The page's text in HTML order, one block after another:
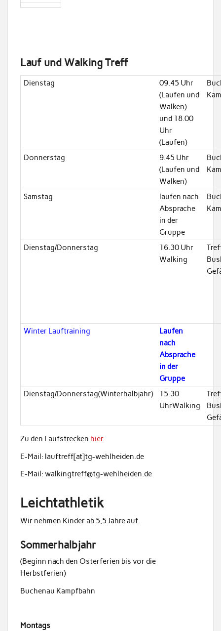
Lauf und Walking Treff
Dienstag
09.45 Uhr
(Laufen und
Walken)
und 18.00
Uhr
(Laufen)
Donnerstag
9.45 Uhr
(Laufen und
Walken)
Samstag
laufen nach
Absprache
in der
Gruppe
Dienstag/Donnerstag
16.30 Uhr
Walking
Winter Lauftraining
Laufen
nach
Absprache
in der
Gruppe
Dienstag/Donnerstag(Winterhalbjahr)
15.30
UhrWalking
Zu den Laufstrecken hier.
E-Mail: lauftreff[at]tg-wehlheiden.de
E-Mail: walkingtreff@tg-wehlheiden.de
Leichtathletik
Wir nehmen Kinder ab 5,5 Jahre auf.
Sommerhalbjahr
(Beginn nach den Osterferien bis vor die
Herbstferien)
Buchenau Kampfbahn
Montags